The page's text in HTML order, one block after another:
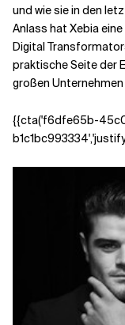
und wie sie in den
Anlass hat Xebia
Digital
praktische Seite der
großen
{{cta('f6dfe65b-